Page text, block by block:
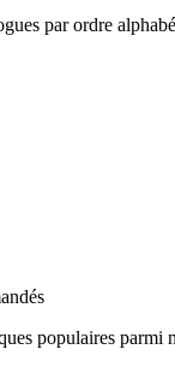
par ordre
populaires parmi